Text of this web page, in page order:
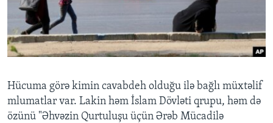
Hücuma görə kimin cavabdeh olduğu ilə bağlı müxtəlif
mlumatlar var. Lakin həm İslam Dövləti qrupu, həm də
özünü "Əhvəzin Qurtuluşu üçün Ərəb Mücadilə